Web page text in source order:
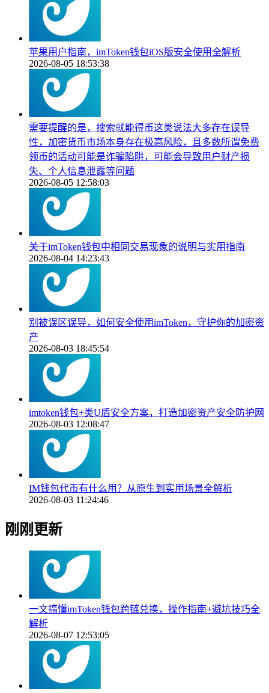
苹果用户指南，imToken钱包iOS版安全使用全解析
2026-08-05 18:53:38
需要提醒的是，搜索就能得币这类说法大多存在误导
性，加密货币市场本身存在极高风险，且多数所谓免费
领币的活动可能是诈骗陷阱，可能会导致用户财产损
失、个人信息泄露等问题
2026-08-05 12:58:03
关于imToken钱包中相同交易现象的说明与实用指南
2026-08-04 14:23:43
别被误区误导，如何安全使用imToken，守护你的加密资
产
2026-08-03 18:45:54
imtoken钱包+类U盾安全方案，打造加密资产安全防护网
2026-08-03 12:08:47
IM钱包代币有什么用？从原生到实用场景全解析
2026-08-03 11:24:46
刚刚更新
一文搞懂imToken钱包跨链兑换，操作指南+避坑技巧全
解析
2026-08-07 12:53:05